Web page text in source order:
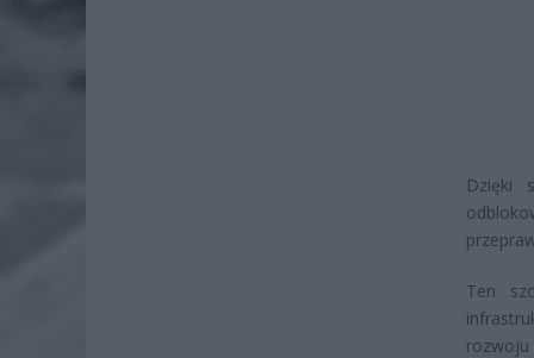
Dzięki
Ten
rozwoju